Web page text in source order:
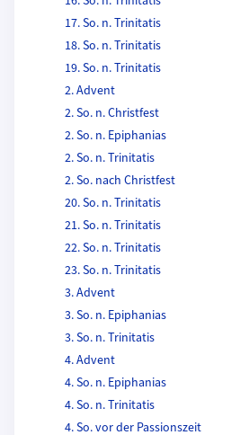
17. So. n. Trinitatis
18. So. n. Trinitatis
19. So. n. Trinitatis
2. Advent
2. So. n. Christfest
2. So. n. Epiphanias
2. So. n. Trinitatis
2. So. nach Christfest
20. So. n. Trinitatis
21. So. n. Trinitatis
22. So. n. Trinitatis
23. So. n. Trinitatis
3. Advent
3. So. n. Epiphanias
3. So. n. Trinitatis
4. Advent
4. So. n. Epiphanias
4. So. n. Trinitatis
4. So. vor der Passionszeit